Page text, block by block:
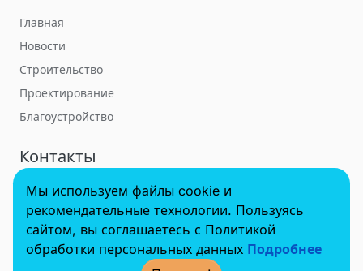
Главная
Новости
Строительство
Проектирование
Благоустройство
Контакты
towerbuildforum@yandex.ru
© 2022 - 2025 InvestSteel, Inc. Все права защищены.
Мы используем файлы cookie и
рекомендательные технологии. Пользуясь
сайтом, вы соглашаетесь с Политикой
обработки персональных данных Подробнее